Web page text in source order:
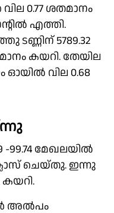
0.77 ശതമാനം
എത്തി.
ടണ്ണിന് 5789.32
കയറി. തേയില
ഓയില്‍ വില 0.68
മേഖലയില്‍
ക്ലോസ് ചെയ്തു. ഇന്നു
അല്‍പം